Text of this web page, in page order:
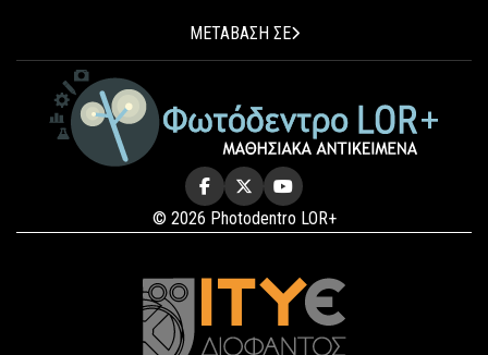
ΜΕΤΑΒΑΣΗ ΣΕ
© 2026 Photodentro LOR+